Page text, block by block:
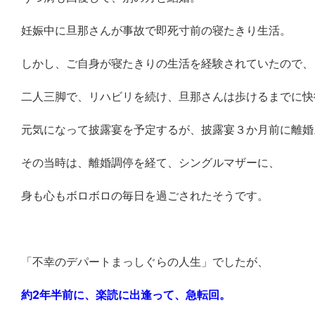
妊娠中に旦那さんが事故で即死寸前の寝たきり生活。
しかし、ご自身が寝たきりの生活を経験されていたので、
二人三脚で、リハビリを続け、旦那さんは歩けるまでに
元気になって披露宴を予定するが、披露宴３か月前に離
その当時は、離婚調停を経て、シングルマザーに、
身も心もボロボロの毎日を過ごされたそうです。
「不幸のデパートまっしぐらの人生」でしたが、
約2年半前に、楽読に出逢って、急転回。